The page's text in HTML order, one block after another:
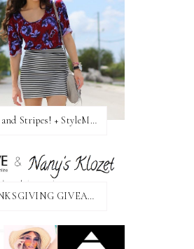
Floral and Stripes! + StyleMint GIVEAWAY!
THANKSGIVING GIVEAWAY!